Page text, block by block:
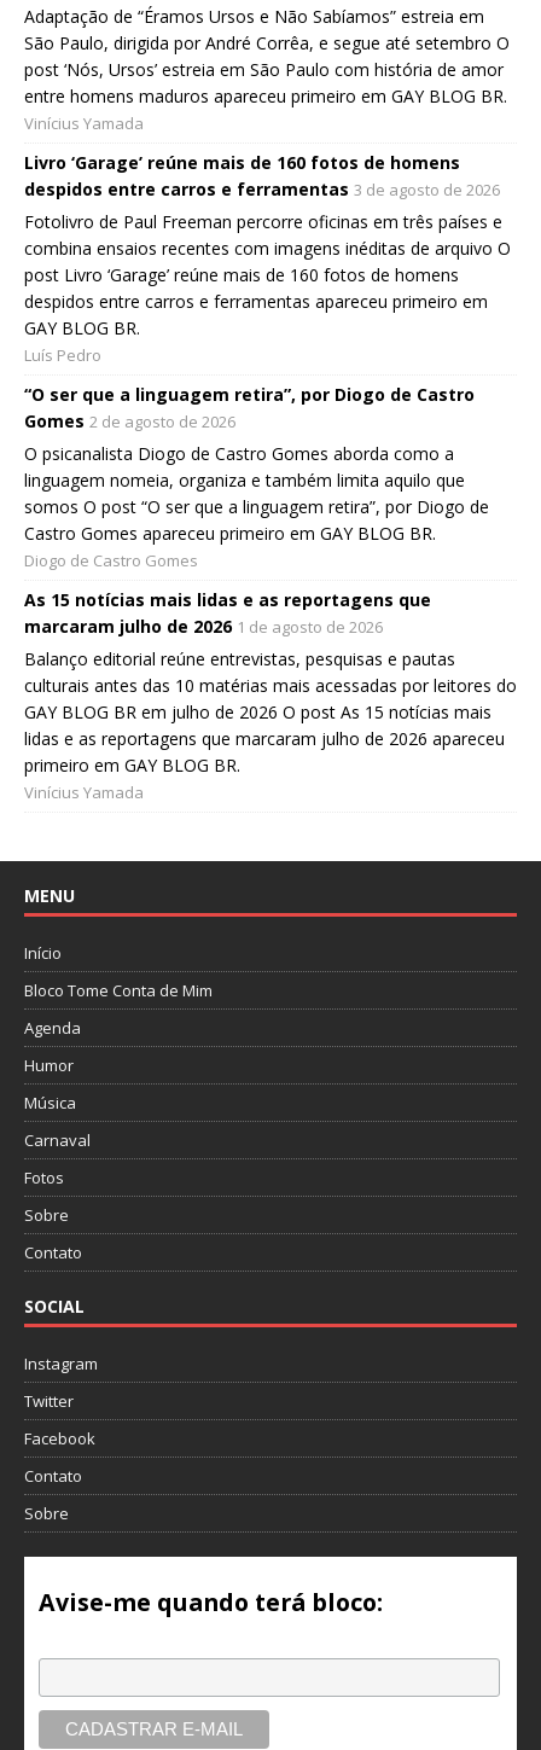
Adaptação de “Éramos Ursos e Não Sabíamos” estreia em
São Paulo, dirigida por André Corrêa, e segue até setembro O
post ‘Nós, Ursos’ estreia em São Paulo com história de amor
entre homens maduros apareceu primeiro em GAY BLOG BR.
Vinícius Yamada
Livro ‘Garage’ reúne mais de 160 fotos de homens
despidos entre carros e ferramentas 3 de agosto de 2026
Fotolivro de Paul Freeman percorre oficinas em três países e
combina ensaios recentes com imagens inéditas de arquivo O
post Livro ‘Garage’ reúne mais de 160 fotos de homens
despidos entre carros e ferramentas apareceu primeiro em
GAY BLOG BR.
Luís Pedro
“O ser que a linguagem retira”, por Diogo de Castro
Gomes 2 de agosto de 2026
O psicanalista Diogo de Castro Gomes aborda como a
linguagem nomeia, organiza e também limita aquilo que
somos O post “O ser que a linguagem retira”, por Diogo de
Castro Gomes apareceu primeiro em GAY BLOG BR.
Diogo de Castro Gomes
As 15 notícias mais lidas e as reportagens que
marcaram julho de 2026 1 de agosto de 2026
Balanço editorial reúne entrevistas, pesquisas e pautas
culturais antes das 10 matérias mais acessadas por leitores do
GAY BLOG BR em julho de 2026 O post As 15 notícias mais
lidas e as reportagens que marcaram julho de 2026 apareceu
primeiro em GAY BLOG BR.
Vinícius Yamada
MENU
Início
Bloco Tome Conta de Mim
Agenda
Humor
Música
Carnaval
Fotos
Sobre
Contato
SOCIAL
Instagram
Twitter
Facebook
Contato
Sobre
Avise-me quando terá bloco: